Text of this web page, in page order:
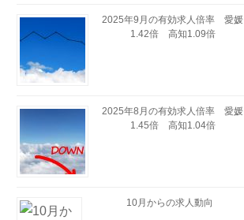
2025年9月の有効求人倍率 愛媛
1.42倍 高知1.09倍
2025年8月の有効求人倍率 愛媛
1.45倍 高知1.04倍
10月からの求人動向